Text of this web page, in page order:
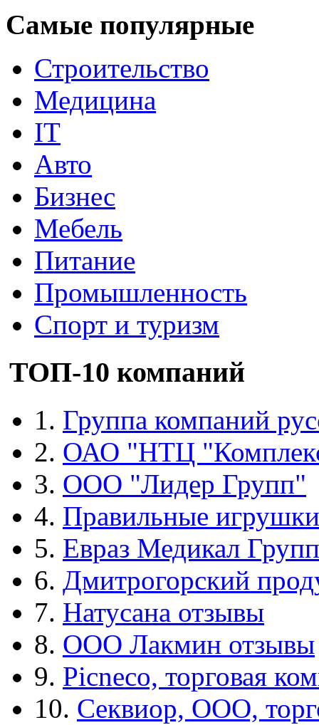
Самые популярные
Строительство
Медицина
IT
Авто
Бизнес
Мебель
Питание
Промышленность
Спорт и туризм
ТОП-10 компаний
1. Группа компаний
2. ОАО "НТЦ
3. ООО "Лидер Групп"
4. Правильные игрушки
5. Евраз Медикал Групп
6. Дмитрогорский
7. Натусана отзывы
8. ООО Лакмин отзывы
9. Picneco, торговая
10. Секвиор, ООО,